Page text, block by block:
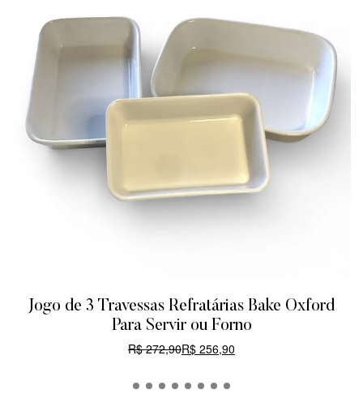
Jogo de 3 Travessas Refratárias Bake Oxford
Para Servir ou Forno
R$272,90R$ 256,90